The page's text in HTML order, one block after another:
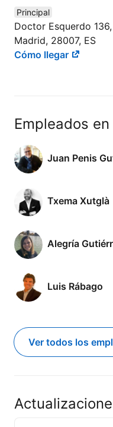
Principal
Doctor Esquerdo
Madrid, 28007, ES
Cómo llegar
Empleados
Juan Penis
Txema Xutglà
Alegría
Luis Rábago
Ver todos los